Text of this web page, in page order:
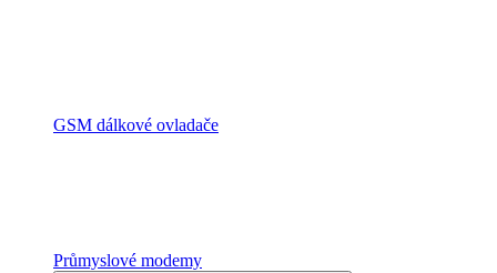
GSM dálkové ovladače
Průmyslové modemy